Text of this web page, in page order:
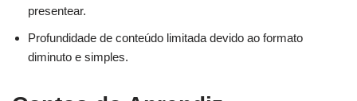
presentear.
Profundidade de conteúdo limitada devido ao formato
diminuto e simples.